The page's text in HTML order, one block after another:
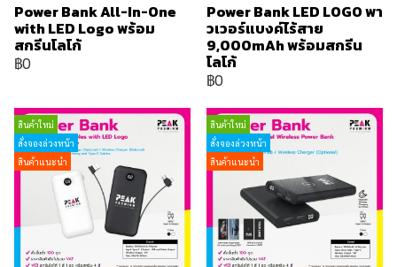
Power Bank All-In-One
with LED Logo พร้อม
สกรีนโลโก้
฿0
Power Bank LED LOGO พา
วเวอร์แบงค์ไร้สาย
9,000mAh พร้อมสกรีน
โลโก้
฿0
สินค้าใหม่
สั่งจองล่วงหน้า
สินค้าแนะนำ
สินค้าใหม่
สั่งจองล่วงหน้า
สินค้าแนะนำ